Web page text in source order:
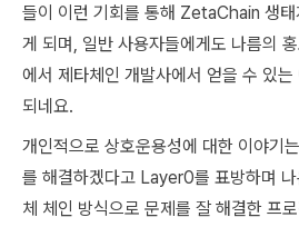
들이 이런 기회를 통해 ZetaChain 생
게 되며, 일반 사용자들에게도 나름의
에서 제타체인 개발사에서 얻을 수 있는
되네요.
개인적으로 상호운용성에 대한 이야기
를 해결하겠다고 Layer0를 표방하며
체 체인 방식으로 문제를 잘 해결한 프